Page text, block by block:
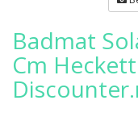
Badmat
Cm